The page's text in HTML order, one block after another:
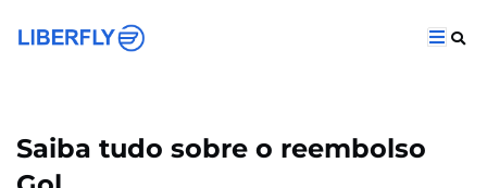
Saiba tudo sobre o reembolso